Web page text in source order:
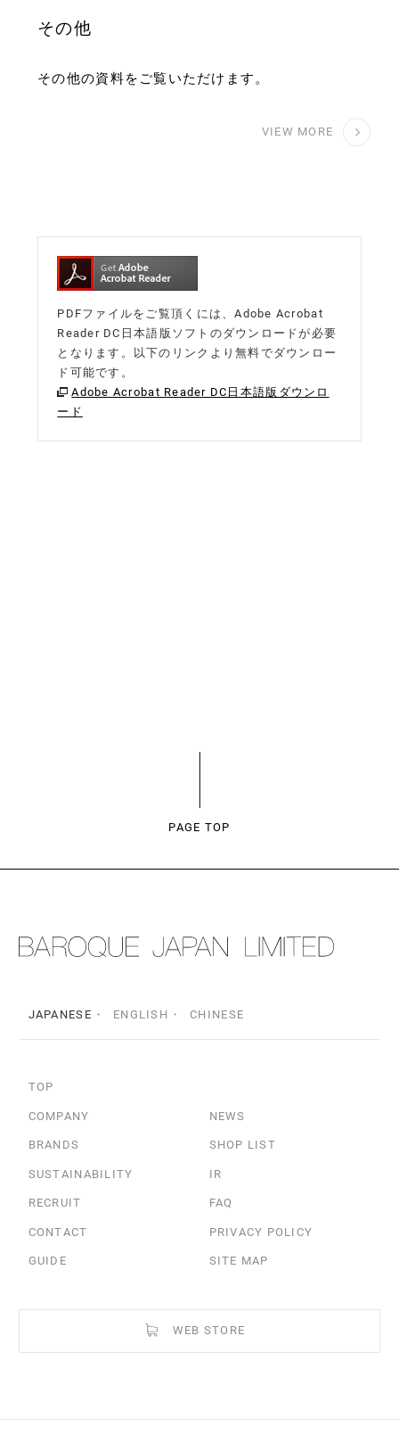
その他
その他の資料をご覧いただけます。
VIEW MORE
PDFファイルをご覧頂くには、Adobe Acrobat
Reader DC日本語版ソフトのダウンロードが必要
となります。以下のリンクより無料でダウンロー
ド可能です。
Adobe Acrobat Reader DC日本語版ダウンロ
ード
PAGE TOP
JAPANESE ENGLISH CHINESE
TOP
COMPANY NEWS
BRANDS SHOP LIST
SUSTAINABILITY IR
RECRUIT FAQ
CONTACT PRIVACY POLICY
GUIDE SITE MAP
WEB STORE